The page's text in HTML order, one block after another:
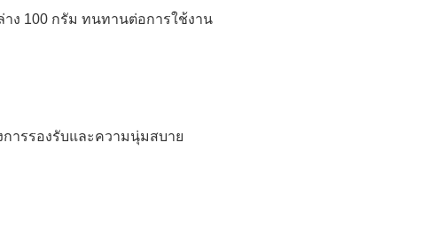
ง 100 กรัม ทนทานต่อการใช้งาน
ารรองรับและความนุ่มสบาย